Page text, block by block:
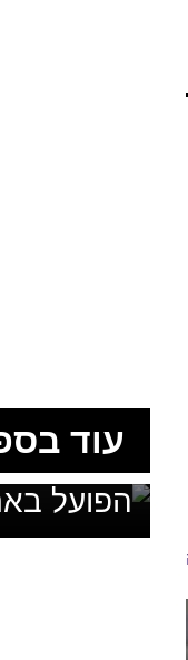
עוד
בלי מאמן,
הפועל